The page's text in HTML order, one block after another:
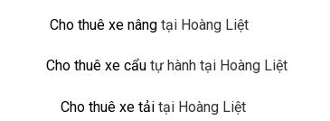
Cho thuê xe nângtại Hoàng Liệt
Cho thuê xe cẩutự hành tại Hoàng Liệt
Cho thuê xe tảitại Hoàng Liệt